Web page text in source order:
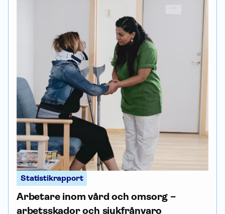
Statistikrapport
Arbetare inom vård och omsorg –
arbets­skador och sjukfrånvaro